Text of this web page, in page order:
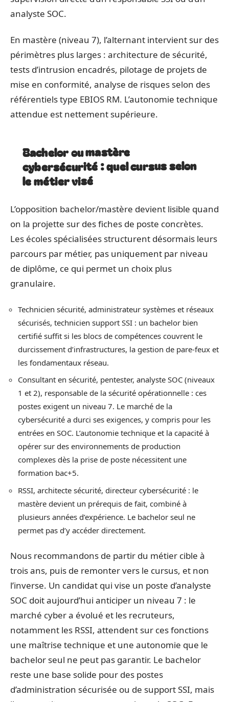
analyste SOC.
En mastère (niveau 7), l’alternant intervient sur des
périmètres plus larges : architecture de sécurité,
tests d’intrusion encadrés, pilotage de projets de
mise en conformité, analyse de risques selon des
référentiels type EBIOS RM. L’autonomie technique
attendue est nettement supérieure.
Bachelor ou mastère
cybersécurité : quel cursus selon
le métier visé
L’opposition bachelor/mastère devient lisible quand
on la projette sur des fiches de poste concrètes.
Les écoles spécialisées structurent désormais leurs
parcours par métier, pas uniquement par niveau
de diplôme, ce qui permet un choix plus
granulaire.
Technicien sécurité, administrateur systèmes et réseaux
sécurisés, technicien support SSI : un bachelor bien
certifié suffit si les blocs de compétences couvrent le
durcissement d’infrastructures, la gestion de pare-feux et
les fondamentaux réseau.
Consultant en sécurité, pentester, analyste SOC (niveaux
1 et 2), responsable de la sécurité opérationnelle : ces
postes exigent un niveau 7. Le marché de la
cybersécurité a durci ses exigences, y compris pour les
entrées en SOC. L’autonomie technique et la capacité à
opérer sur des environnements de production
complexes dès la prise de poste nécessitent une
formation bac+5.
RSSI, architecte sécurité, directeur cybersécurité : le
mastère devient un prérequis de fait, combiné à
plusieurs années d’expérience. Le bachelor seul ne
permet pas d’y accéder directement.
Nous recommandons de partir du métier cible à
trois ans, puis de remonter vers le cursus, et non
l’inverse. Un candidat qui vise un poste d’analyste
SOC doit aujourd’hui anticiper un niveau 7 : le
marché cyber a évolué et les recruteurs,
notamment les RSSI, attendent sur ces fonctions
une maîtrise technique et une autonomie que le
bachelor seul ne peut pas garantir. Le bachelor
reste une base solide pour des postes
d’administration sécurisée ou de support SSI, mais